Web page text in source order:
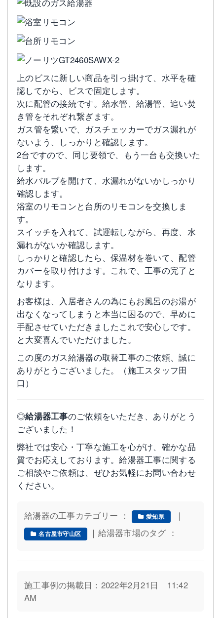
上のビスに新しい商品を引っ掛けて、水平を確
認してから、ビスで固定します。
次に配管の接続です。給水管、給湯管、追い焚
き管をそれぞれ繋ぎます。
ガス管を繋いで、ガスチェッカーでガス漏れが
ないよう、しっかりと確認します。
2台ですので、同じ要領で、もう一台も交換いた
します。
給水バルブを開けて、水漏れがないかしっかり
確認します。
浴室のリモコンと台所のリモコンを交換しま
す。
スイッチを入れて、試運転しながら、再度、水
漏れがないか確認します。
しっかりと確認したら、保温材を巻いて、配管
カバーを取り付けます。これで、工事の完了と
なります。
お客様は、入居者さんの為にもお風呂のお湯が
出なくなってしまうと本当に困るので、早めに
手配させていただきましたこれで安心しです。
と大変喜んでいただけました。
この度のガス給湯器の取替工事のご依頼、誠に
ありがとうございました。（施工スタッフ田
口）
◎給湯器工事のご依頼をいただき、ありがとう
ございました！
弊社では安心・丁寧な施工を心がけ、確かな品
質でお応えしております。給湯器工事に関する
ご相談やご依頼は、ぜひお気軽にお問い合わせ
ください。
給湯器の工事カテゴリー ： 愛知県 ｜
名古屋市守山区 ｜給湯器市場のタグ ：
施工事例の掲載日：2022年2月21日 11:42
AM